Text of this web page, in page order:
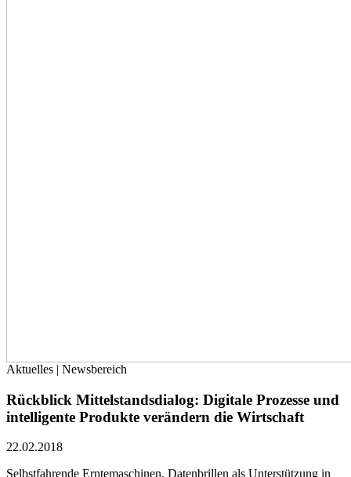
Aktuelles | Newsbereich
Rückblick Mittelstandsdialog: Digitale Prozesse und
intelligente Produkte verändern die Wirtschaft
22.02.2018
Selbstfahrende Erntemaschinen, Datenbrillen als Unterstützung in